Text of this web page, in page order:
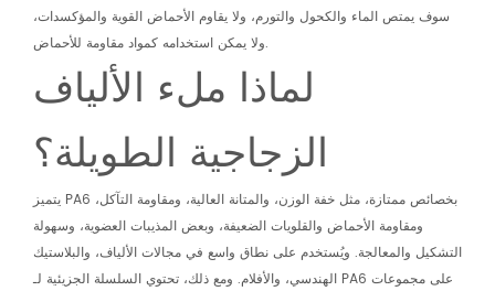
سوف يمتص الماء والكحول والتورم، ولا يقاوم الأحماض القوية والمؤكسدات،
ولا يمكن استخدامه كمواد مقاومة للأحماض.
لماذا ملء الألياف
الزجاجية الطويلة؟
يتميز PA6 بخصائص ممتازة، مثل خفة الوزن، والمتانة العالية، ومقاومة التآكل،
ومقاومة الأحماض والقلويات الضعيفة، وبعض المذيبات العضوية، وسهولة
التشكيل والمعالجة. ويُستخدم على نطاق واسع في مجالات الألياف، والبلاستيك
الهندسي، والأفلام. ومع ذلك، تحتوي السلسلة الجزيئية لـ PA6 على مجموعات